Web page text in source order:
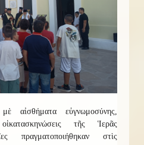
εὐγνωμοσύνης,
κατασκηνώσεις
τῆς Ἱερᾶς
στὶς